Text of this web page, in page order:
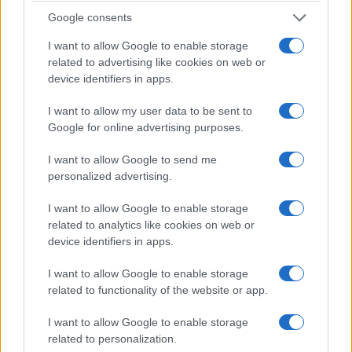
Google consents
I want to allow Google to enable storage
related to advertising like cookies on web or
device identifiers in apps.
I want to allow my user data to be sent to
Google for online advertising purposes.
I want to allow Google to send me
personalized advertising.
I want to allow Google to enable storage
related to analytics like cookies on web or
device identifiers in apps.
I want to allow Google to enable storage
related to functionality of the website or app.
I want to allow Google to enable storage
related to personalization.
rappresenta una delle ragioni della presenza
regionale della Corte.
Poi c’è la questione più moderna, forse la più
importante. La Corte dei conti possiede una
quantità straordinaria di informazioni sulla
interoperabilità delle banche dati e nuovi
sempre più da controllore del danno già avvenuto
a sentinella capace di intercettare anomalie e
sprechi prima che si producano.